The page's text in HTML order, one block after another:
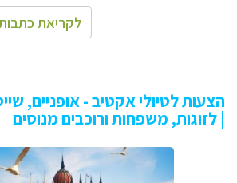
לקריאת
הצעות לטיולי אקטיב - אופניים,
| לזוגות, משפחות ורוכבים מנוסים